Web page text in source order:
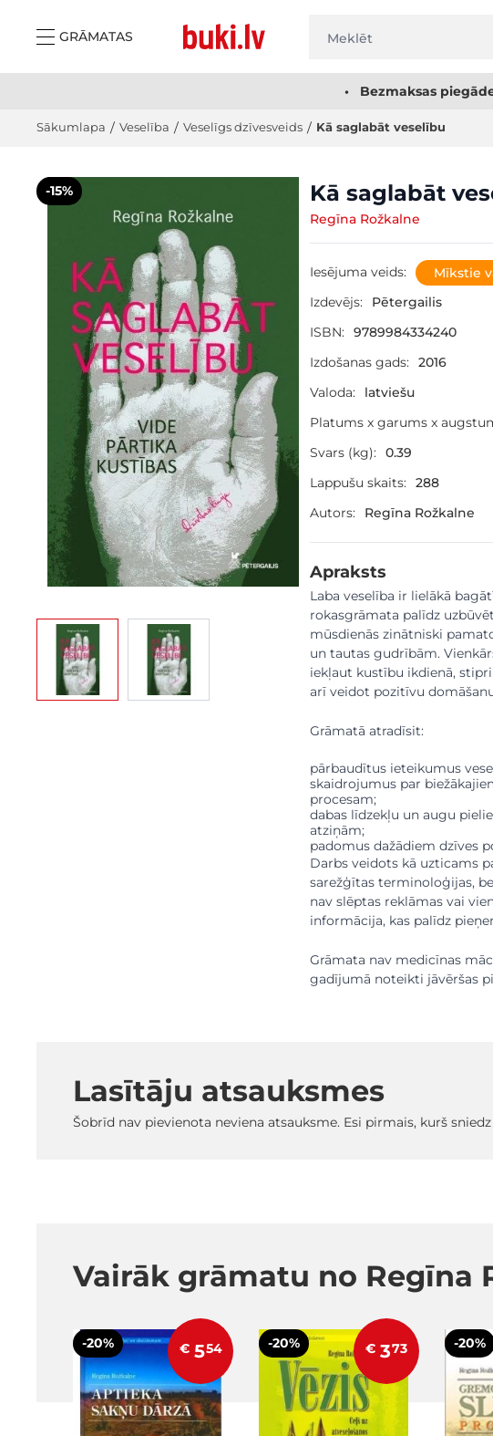
GRĀMATAS
• Bezmaksas
Sākumlapa / Veselība / Veselīgs dzīvesveids / Kā saglabāt veselību
-15%
Main image
Click to view image in fullscreen
View larger imageView larger image
Kā saglabāt
Regīna Rožkalne
Iesējuma veids:
Mīkstie
Izdevējs:
Pētergailis
ISBN:
9789984334240
Izdošanas gads:
2016
Valoda:
latviešu
Platums x garums x
Svars (kg):
0.39
Lappušu skaits:
288
Autors:
Regīna Rožkalne
Apraksts
Laba veselība ir lielākā
rokasgrāmata palīdz
mūsdienās zinātniski
un tautas gudrībām.
iekļaut kustību ikdienā,
arī veidot pozitīvu
Grāmatā atradīsit:
pārbaudītus ieteikumus
skaidrojumus par
procesam;
dabas līdzekļu un augu
atziņām;
padomus dažādiem dzīves
Darbs veidots kā uzticams
sarežģītas terminoloģijas,
nav slēptas reklāmas vai
informācija, kas palīdz
Grāmata nav medicīnas
gadījumā noteikti jāvēršas
Lasītāju atsauksmes
Šobrīd nav pievienota neviena atsauksme. Esi pirmais, kurš
Vairāk grāmatu no Regīna
-20% € 554 -20% € 373 -20%